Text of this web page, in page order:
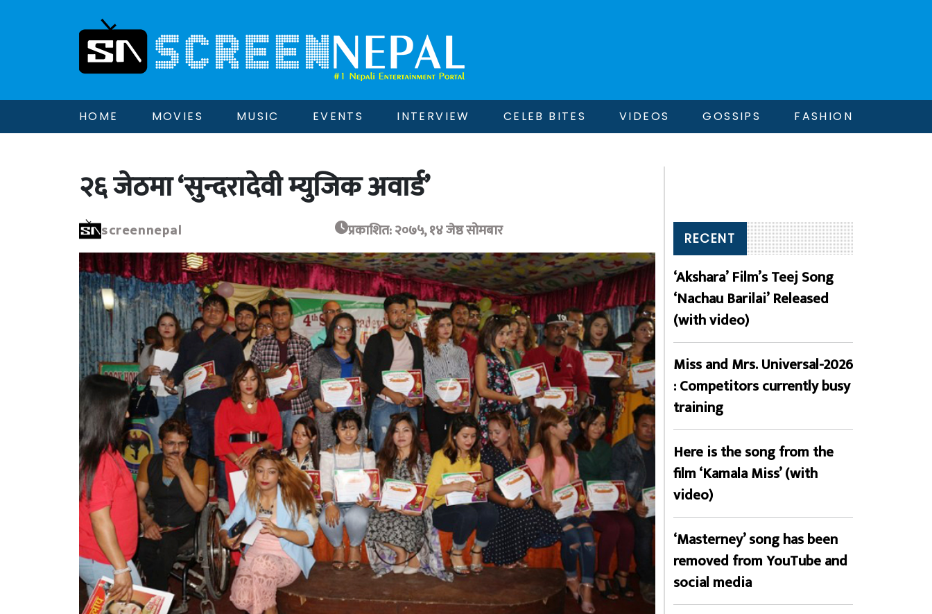
HOME MOVIES MUSIC EVENTS INTERVIEW CELEB BITES VIDEOS GOSSIPS FASHION
२६ जेठमा ‘सुन्दरादेवी म्युजिक अवार्ड’
screennepal प्रकाशित: २०७५, १४ जेष्ठ सोमबार RECENT
‘Akshara’ Film’s Teej Song
‘Nachau Barilai’ Released
(with video)
Miss and Mrs. Universal-2026
: Competitors currently busy
training
Here is the song from the
film ‘Kamala Miss’ (with
video)
‘Masterney’ song has been
removed from YouTube and
social media